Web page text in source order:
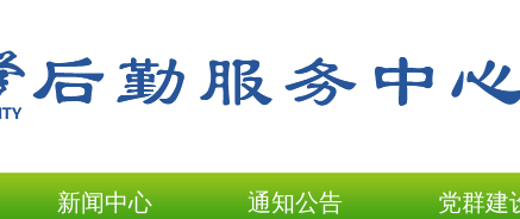
新闻中心 通知公告 党群建